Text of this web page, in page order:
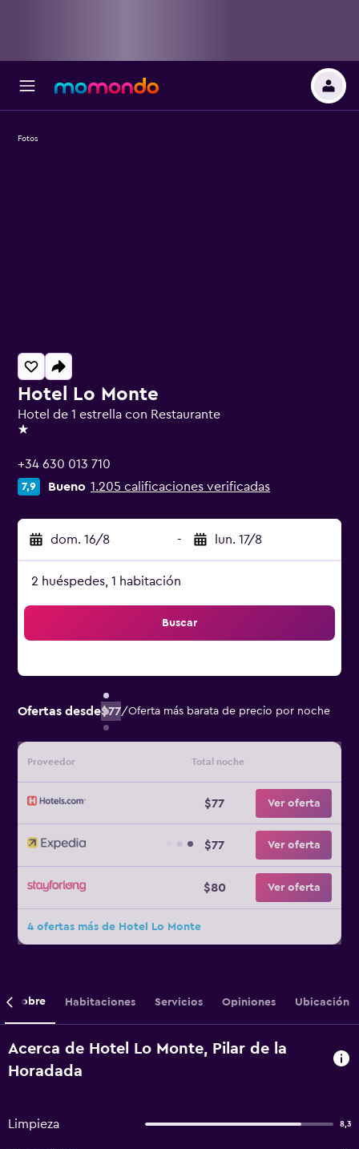
Hotel Lo Monte
Hotel de 1 estrella con Restaurante
1 estrella
+34 630 013 710
7,9 Bueno 1.205 calificaciones verificadas
dom. 16/8 - lun. 17/8
2 huéspedes, 1 habitación
Buscar
Ofertas desde$77/Oferta más barata de precio por noche
Proveedor Total noche
$77 Ver oferta
$77 Ver oferta
$80 Ver oferta
4 ofertas más de Hotel Lo Monte
Fotos
Sobre Habitaciones Servicios Opiniones Ubicación
Acerca de Hotel Lo Monte, Pilar de la
Horadada
Limpieza 8,3